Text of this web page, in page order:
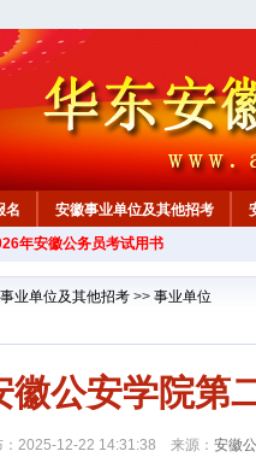
名 安徽事业单位及其他招考
材中心
年安徽公务员考试用书
业单位及其他招考 >> 事业单位
徽公安学院第
：2025-12-22 14:31:38 来源： 安徽